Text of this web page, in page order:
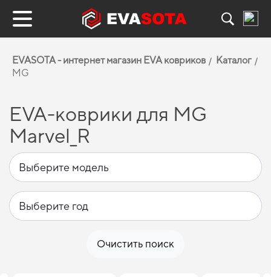
EVASOTA - интернет магазин EVA ковриков
Каталог
MG
EVA-коврики для MG
Marvel_R
Очистить поиск